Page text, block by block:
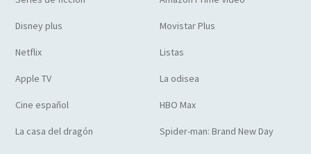
Disney plus Movistar Plus
Netflix Listas
Apple TV La odisea
Cine español HBO Max
La casa del dragón Spider-man: Brand New Day